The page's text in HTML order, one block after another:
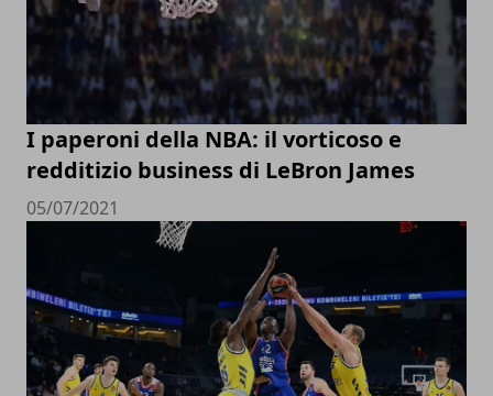
I paperoni della NBA: il vorticoso e
redditizio business di LeBron James
05/07/2021